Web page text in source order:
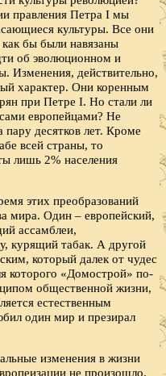
правления Петра I мы
культуры. Все они
бы были навязаны
об эволюционном и
Изменения, действительно,
характер. Они коренным
при Петре I. Но стали ли
европейцами? Не
пару десятков лет. Кроме
всей страны, то
лишь 2% населения
этих преобразований
мира. Один – европейский,
ассамблеи,
курящий табак. А другой
который далек от чудес
которого «Домострой» по-
общественной жизни,
естественным
один мир и презирал
изменения в жизни
не произошло.